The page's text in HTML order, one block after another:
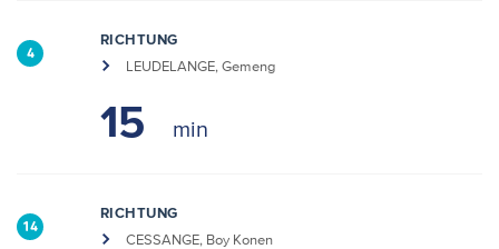
4
RICHTUNG
LEUDELANGE, Gemeng
15
14
RICHTUNG
CESSANGE, Boy Konen